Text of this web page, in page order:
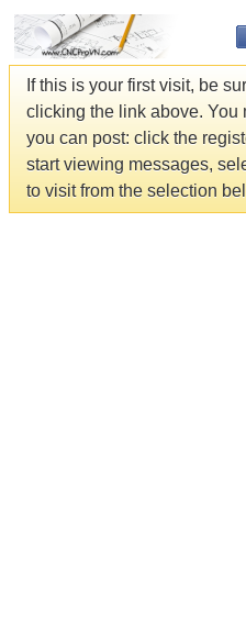
If this is your first visit, be
clicking the link above. You
you can post: click the
start viewing messages,
to visit from the selection